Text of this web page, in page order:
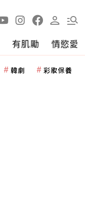
有肌勵 情慾愛
韓劇 彩妝保養